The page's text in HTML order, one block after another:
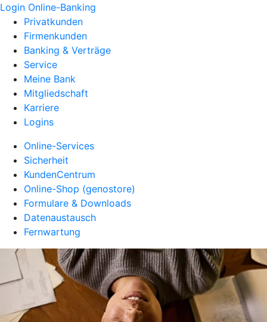
Login Online-Banking
Privatkunden
Firmenkunden
Banking & Verträge
Service
Meine Bank
Mitgliedschaft
Karriere
Logins
Online-Services
Sicherheit
KundenCentrum
Online-Shop (genostore)
Formulare & Downloads
Datenaustausch
Fernwartung